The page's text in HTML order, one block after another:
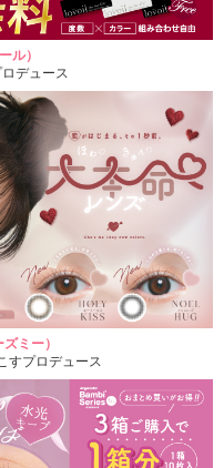
ル）
デュース
ミー）
すプロデュース